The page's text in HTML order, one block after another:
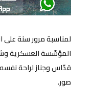
لمناسبة مرور سنة على
المؤسّسة العسكرية
قدّاس وجناز لراحة نفسه
صور.